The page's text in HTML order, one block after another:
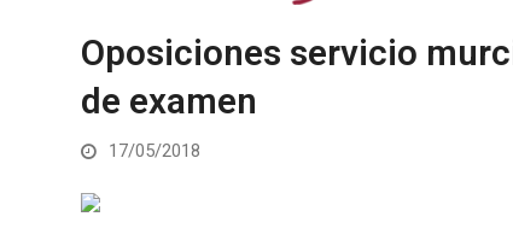
Oposiciones servicio
de examen
17/05/2018